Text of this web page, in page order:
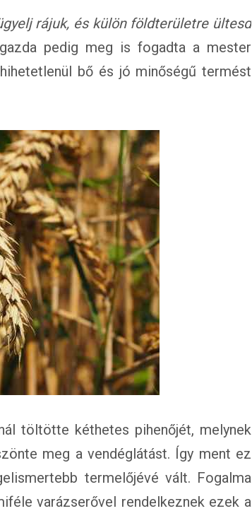
rájuk, és külön földterületre ültesd
pedig meg is fogadta a mester
bő és jó minőségű termést
töltötte kéthetes pihenőjét, melynek
meg a vendéglátást. Így ment ez
termelőjévé vált. Fogalma
varázserővel rendelkeznek ezek a